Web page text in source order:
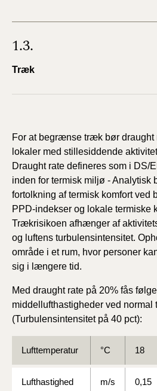
1.3.
Træk
For at begrænse træk bør draught
lokaler med stillesiddende
Draught rate defineres som i DS/
inden for termisk miljø - Analytisk
fortolkning af termisk komfort ved
PPD-indekser og lokale termiske
Trækrisikoen afhænger af
og luftens turbulensintensitet.
område i et rum, hvor personer
sig i længere tid.
Med draught rate på 20% fås
middellufthastigheder ved normal
(Turbulensintensitet på 40 pct):
Lufttemperatur °C 18
Lufthastighed m/s 0,15